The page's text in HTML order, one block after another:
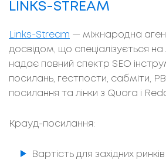
LINKS-STREAM
Links-Stream — міжнародна
досвідом, що спеціалізується на
надає повний спектр SEO
посилань, гестпости, сабміти,
посилання та лінки з Quora і
Крауд-посилання:
Вартість для західних